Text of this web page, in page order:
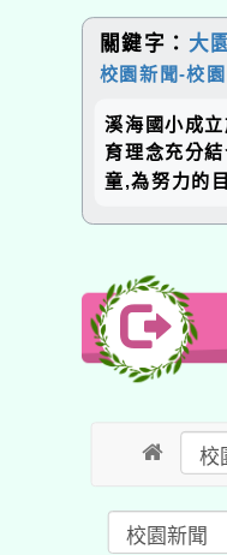
關鍵字： 大
校園新聞-校園
溪海國小成
育理念充分
童,為努力的